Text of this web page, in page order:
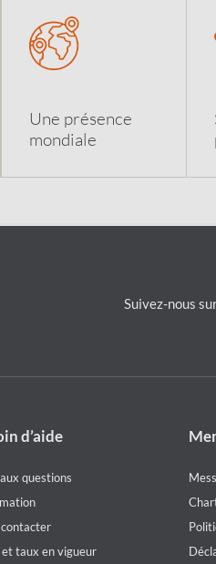
Une présence
mondiale
Suivez-nous
d’aide
questions
et taux en vigueur